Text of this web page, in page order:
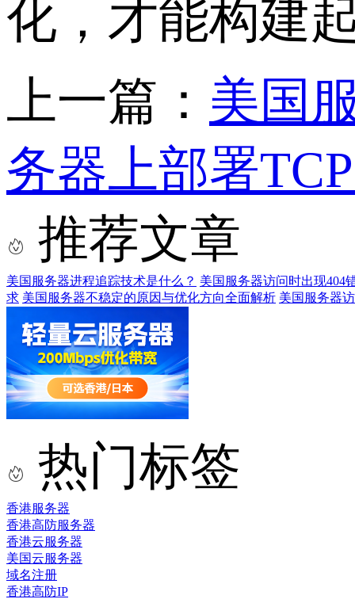
化，才能构建
上一篇： 美国
务器上部署
推荐文章
美国服务器进程追踪技术是什么？ 美国服务器访问时出现404
求 美国服务器不稳定的原因与优化方向全面解析 美国服务器
热门标签
香港服务器
香港高防服务器
香港云服务器
美国云服务器
域名注册
香港高防IP